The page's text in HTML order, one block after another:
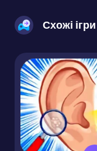
Схожі ігри